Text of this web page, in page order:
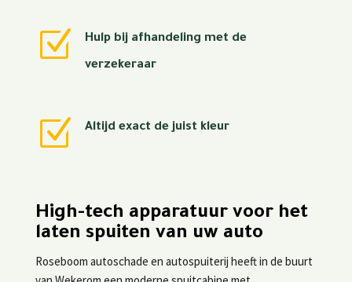
Z
Hulp bij afhandeling met de
verzekeraar
Z Altijd exact de juist kleur
High-tech apparatuur voor het
laten spuiten van uw auto
Roseboom autoschade en autospuiterij heeft in de buurt